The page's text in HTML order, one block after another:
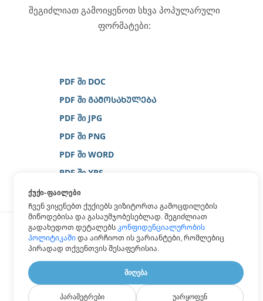
შეგიძლიათ გამოიყენოთ სხვა პოპულარული
ფორმატები:
PDF ში DOC
PDF ში ᲒᲐᲛᲝᲡᲐᲮᲣᲚᲔᲑᲐ
PDF ში JPG
PDF ში PNG
PDF ში WORD
PDF ში XPS
ᲥᲣᲥᲘ-ᲤᲐᲘᲚᲔᲑᲘ
Ჩვენ ვიყენებთ ქუქიებს ვიზიტორთა გამოცდილების
მიწოდებისა და გასაუმჯობესებლად. შეგიძლიათ
გადახედოთ დეტალებსკონფიდენციალურობის
პოლიტიკაში და აირჩიოთ ის ვარიანტები, რომლებიც
პირადად თქვენთვის შესაფერისია.
ᲛᲘᲦᲔᲑᲐ
ᲞᲐᲠᲐᲛᲔᲢᲠᲔᲑᲘ ᲣᲐᲠᲧᲝᲤᲔᲜ